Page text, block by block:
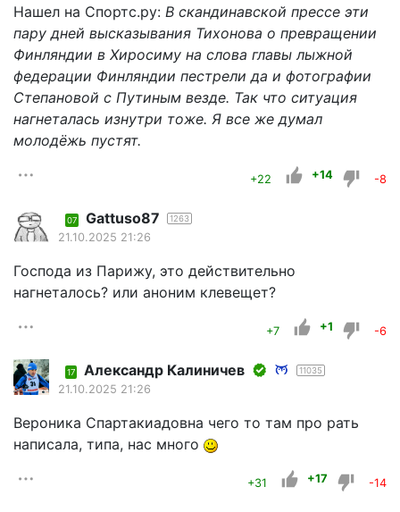
Нашел на Спортс.ру: В скандинавской прессе эти
пару дней высказывания Тихонова о превращении
Финляндии в Хиросиму на слова главы лыжной
федерации Финляндии пестрели да и фотографии
Степановой с Путиным везде. Так что ситуация
нагнеталась изнутри тоже. Я все же думал
молодёжь пустят.
+22 +14 -8
07 Gattuso87 1263
21.10.2025 21:26
Господа из Парижу, это действительно
нагнеталось? или аноним клевещет?
+7 +1 -6
17 Александр Калиничев 11035
21.10.2025 21:26
Вероника Спартакиадовна чего то там про рать
написала, типа, нас много
+31 +17 -14